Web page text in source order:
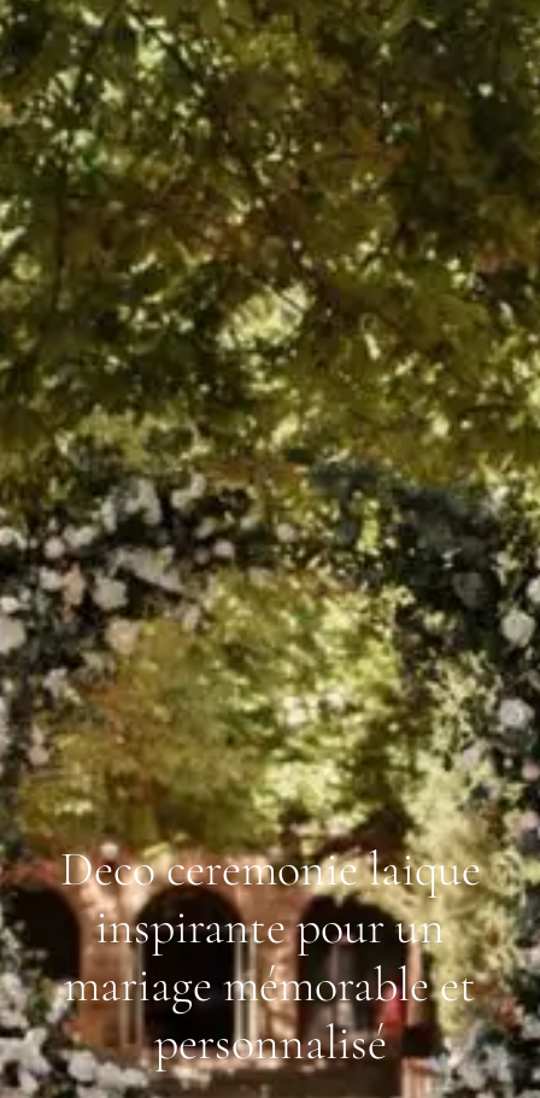
Deco ceremonie laique
inspirante pour un
mariage mémorable et
personnalisé